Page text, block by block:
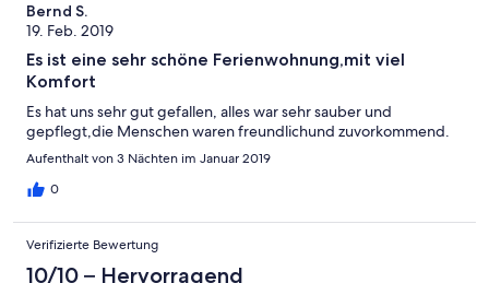
Bernd S.
19. Feb. 2019
Es ist eine sehr schöne Ferienwohnung,mit viel
Komfort
Es hat uns sehr gut gefallen, alles war sehr sauber und
gepflegt,die Menschen waren freundlichund zuvorkommend.
Aufenthalt von 3 Nächten im Januar 2019
0
Verifizierte Bewertung
10/10 – Hervorragend